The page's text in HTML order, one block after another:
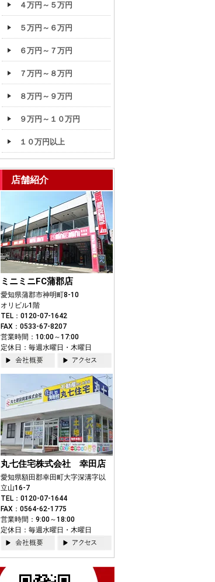
４万円～５万円
５万円～６万円
６万円～７万円
７万円～８万円
８万円～９万円
９万円～１０万円
１０万円以上
店舗紹介
ミニミニFC蒲郡店
愛知県蒲郡市神明町8-10
オリビル1階
TEL：0120-07-1642
FAX：0533-67-8207
営業時間：10:00～17:00
定休日：毎週水曜日・木曜日
丸七住宅株式会社 幸田店
愛知県額田郡幸田町大字深溝字以
立山16-7
TEL：0120-07-1644
FAX：0564-62-1775
営業時間：9:00～18:00
定休日：毎週水曜日・木曜日